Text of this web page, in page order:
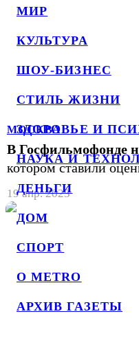
МИР
КУЛЬТУРА
ШОУ-БИЗНЕС
СТИЛЬ ЖИЗНИ
ЗДОРОВЬЕ И
НАУКА И
ДЕНЬГИ
ДОМ
СПОРТ
О METRO
АРХИВ ГАЗЕТЫ
МОСКВА
В Госфильмофонде
котором ставили
19 апр. 2023